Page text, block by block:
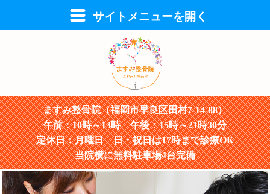
サイトメニューを開く
ますみ整骨院（福岡市早良区田村7-14-88）
午前：10時～13時 午後：15時～21時30分
定休日：月曜日 日・祝日は17時まで診療OK
当院横に無料駐車場4台完備